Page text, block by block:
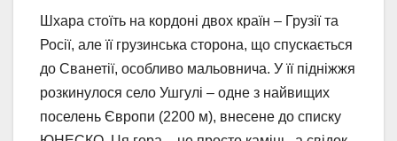
Шхара стоїть на кордоні двох країн – Грузії та
Росії, але її грузинська сторона, що спускається
до Сванетії, особливо мальовнича. У її підніжжя
розкинулося село Ушгулі – одне з найвищих
поселень Європи (2200 м), внесене до списку